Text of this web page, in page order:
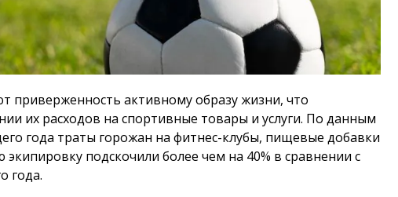
приверженность активному образу жизни, что
их расходов на спортивные товары и услуги. По данным
года траты горожан на фитнес-клубы, пищевые добавки
подскочили более чем на 40% в сравнении с
года.